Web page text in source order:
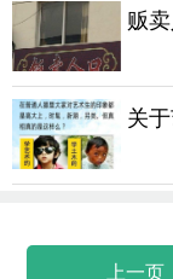
贩
关
上一页